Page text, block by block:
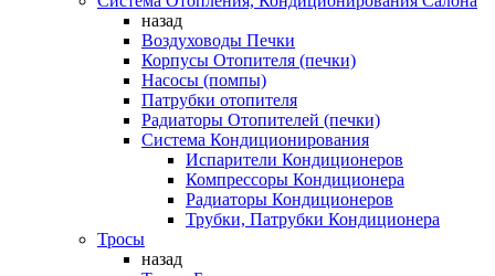
назад
Воздуховоды Печки
Корпусы Отопителя (печки)
Насосы (помпы)
Патрубки отопителя
Радиаторы Отопителей (печки)
Система Кондиционирования
Испарители Кондиционеров
Компрессоры Кондиционера
Радиаторы Кондиционеров
Трубки, Патрубки Кондиционера
Тросы
назад